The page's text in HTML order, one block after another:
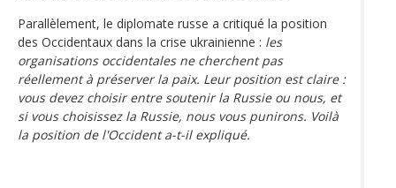
Parallèlement, le diplomate russe a critiqué la position
des Occidentaux dans la crise ukrainienne : les
organisations occidentales ne cherchent pas
réellement à préserver la paix. Leur position est claire :
vous devez choisir entre soutenir la Russie ou nous, et
si vous choisissez la Russie, nous vous punirons. Voilà
la position de l'Occident a-t-il expliqué.